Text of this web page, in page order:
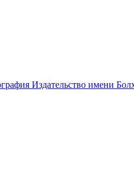
Издательство имени